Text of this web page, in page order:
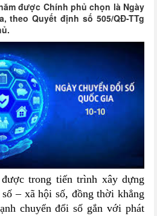
được Chính phủ chọn là Ngày
theo Quyết định số 505/QĐ-TTg
trong tiến trình xây dựng
– xã hội số, đồng thời khẳng
chuyển đổi số gắn với phát